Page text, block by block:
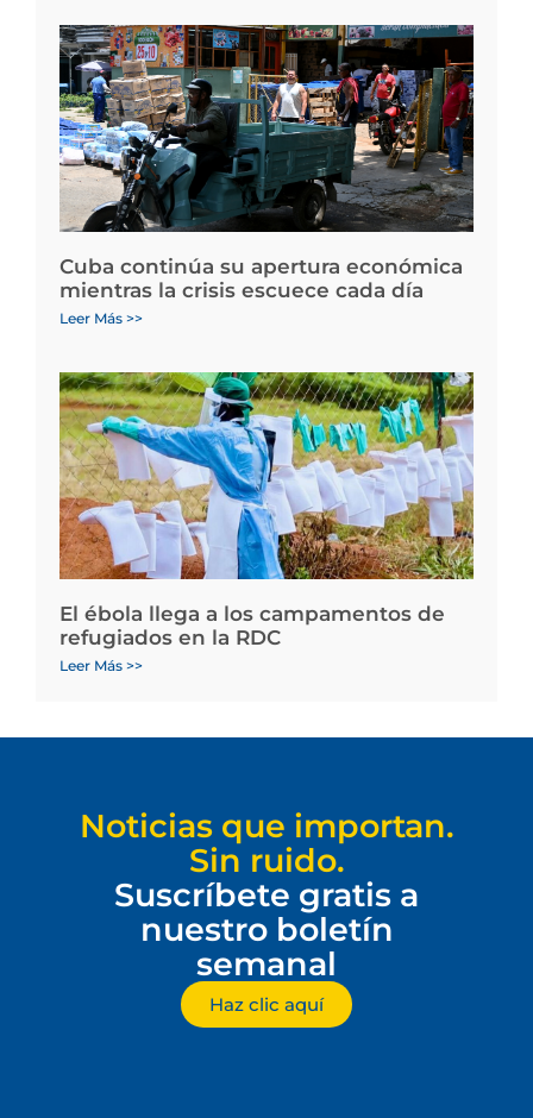
Cuba continúa su apertura económica
mientras la crisis escuece cada día
Leer Más >>
El ébola llega a los campamentos de
refugiados en la RDC
Leer Más >>
Noticias que importan.
Sin ruido.
Suscríbete gratis a
nuestro boletín
semanal
Haz clic aquí